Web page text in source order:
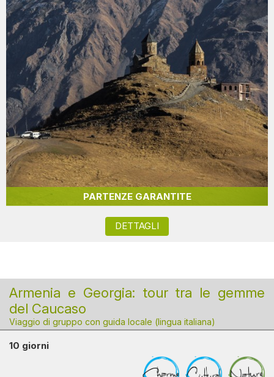
PARTENZE GARANTITE
DETTAGLI
Armenia e Georgia: tour tra le gemme
del Caucaso
Viaggio di gruppo con guida locale (lingua italiana)
10 giorni